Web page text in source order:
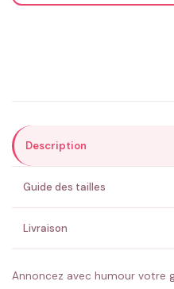
💚 Retour sous 24-48h
Description
Guide des tailles
Livraison
Annoncez avec humour votre